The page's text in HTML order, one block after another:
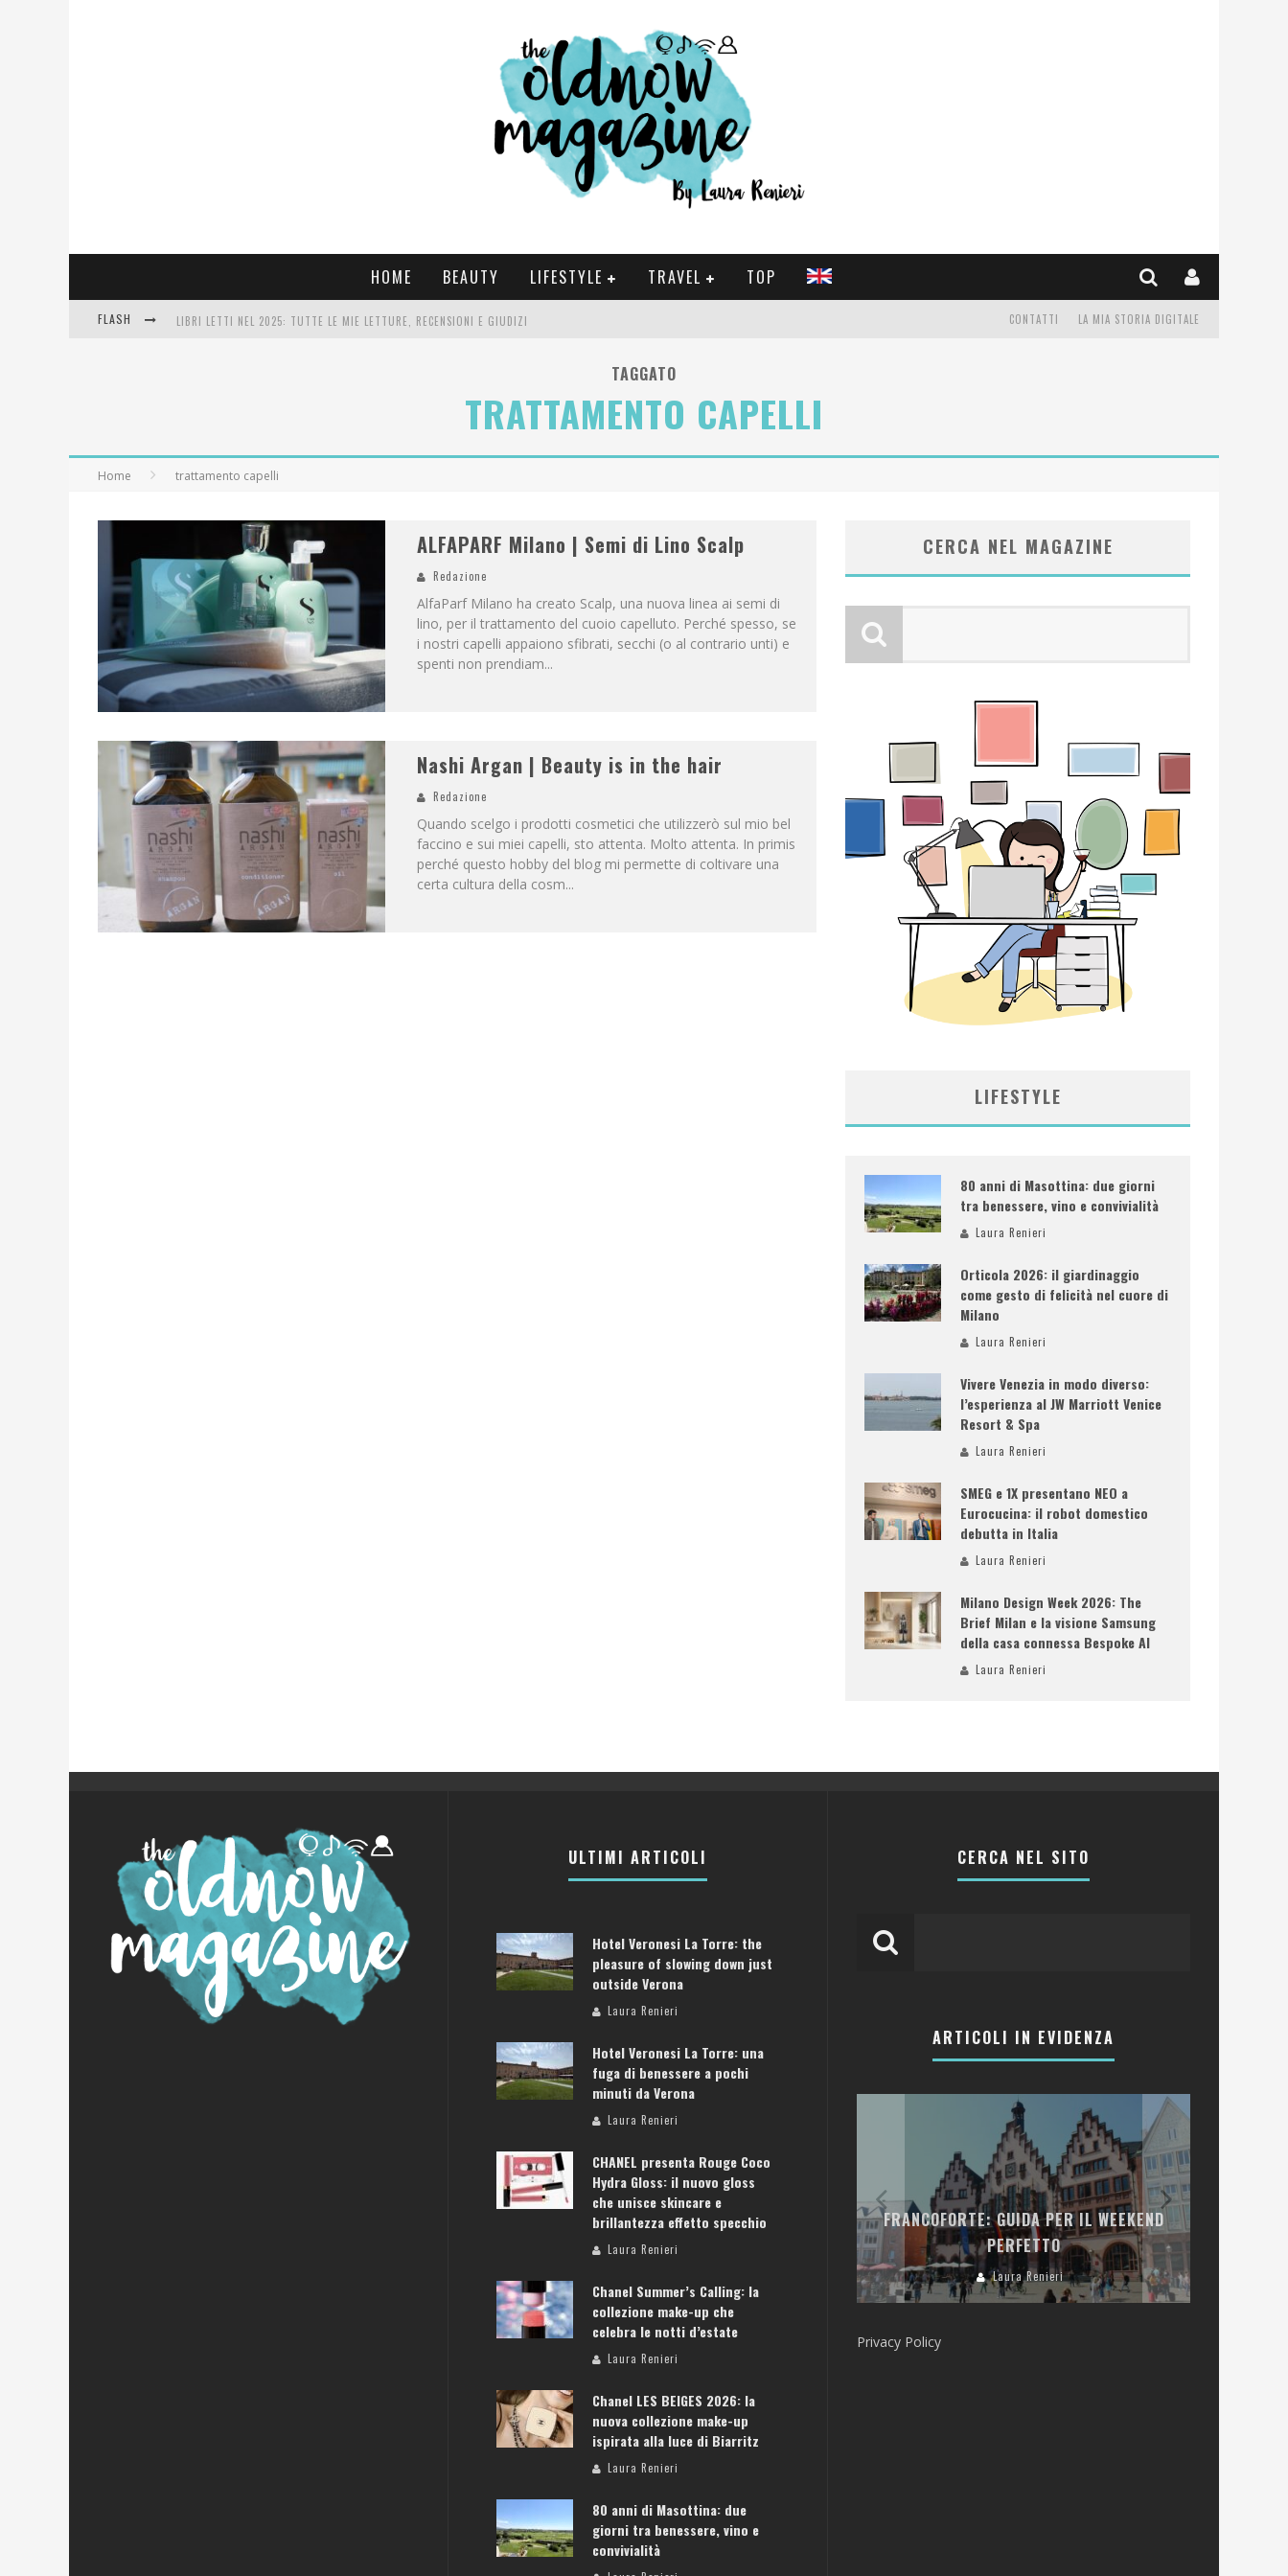
HOME BEAUTY LIFESTYLE TRAVEL TOP
FLASH LIBRI LETTI NEL 2025: TUTTE LE MIE LETTURE, RECENSIONI E GIUDIZI LA MIA STORIA DIGITALE
CONTATTI
TAGGATO
TRATTAMENTO CAPELLI
Home trattamento capelli
ALFAPARF Milano | Semi di Lino Scalp
Redazione
AlfaParf Milano ha creato Scalp, una nuova linea ai semi di
lino, per il trattamento del cuoio capelluto. Perché spesso, se
i nostri capelli appaiono sfibrati, secchi (o al contrario unti) e
spenti non prendiam...
Nashi Argan | Beauty is in the hair
Redazione
Quando scelgo i prodotti cosmetici che utilizzerò sul mio bel
faccino e sui miei capelli, sto attenta. Molto attenta. In primis
perché questo hobby del blog mi permette di coltivare una
certa cultura della cosm...
CERCA NEL MAGAZINE
LIFESTYLE
80 anni di Masottina: due giorni
tra benessere, vino e convivialità
Laura Renieri
Orticola 2026: il giardinaggio
come gesto di felicità nel cuore di
Milano
Laura Renieri
Vivere Venezia in modo diverso:
l’esperienza al JW Marriott Venice
Resort & Spa
Laura Renieri
SMEG e 1X presentano NEO a
Eurocucina: il robot domestico
debutta in Italia
Laura Renieri
Milano Design Week 2026: The
Brief Milan e la visione Samsung
della casa connessa Bespoke AI
Laura Renieri
ULTIMI ARTICOLI
Hotel Veronesi La Torre: the
pleasure of slowing down just
outside Verona
Laura Renieri
Hotel Veronesi La Torre: una
fuga di benessere a pochi
minuti da Verona
Laura Renieri
CHANEL presenta Rouge Coco
Hydra Gloss: il nuovo gloss
che unisce skincare e
brillantezza effetto specchio
Laura Renieri
Chanel Summer’s Calling: la
collezione make-up che
celebra le notti d’estate
Laura Renieri
Chanel LES BEIGES 2026: la
nuova collezione make-up
ispirata alla luce di Biarritz
Laura Renieri
80 anni di Masottina: due
giorni tra benessere, vino e
convivialità
CERCA NEL SITO
ARTICOLI IN EVIDENZA
ATENE: GUIDA PER IL WEEKEND PERFETTO
FRANCOFORTE: GUIDA PER IL WEEKEND
PERFETTO
Laura Renieri
Privacy Policy